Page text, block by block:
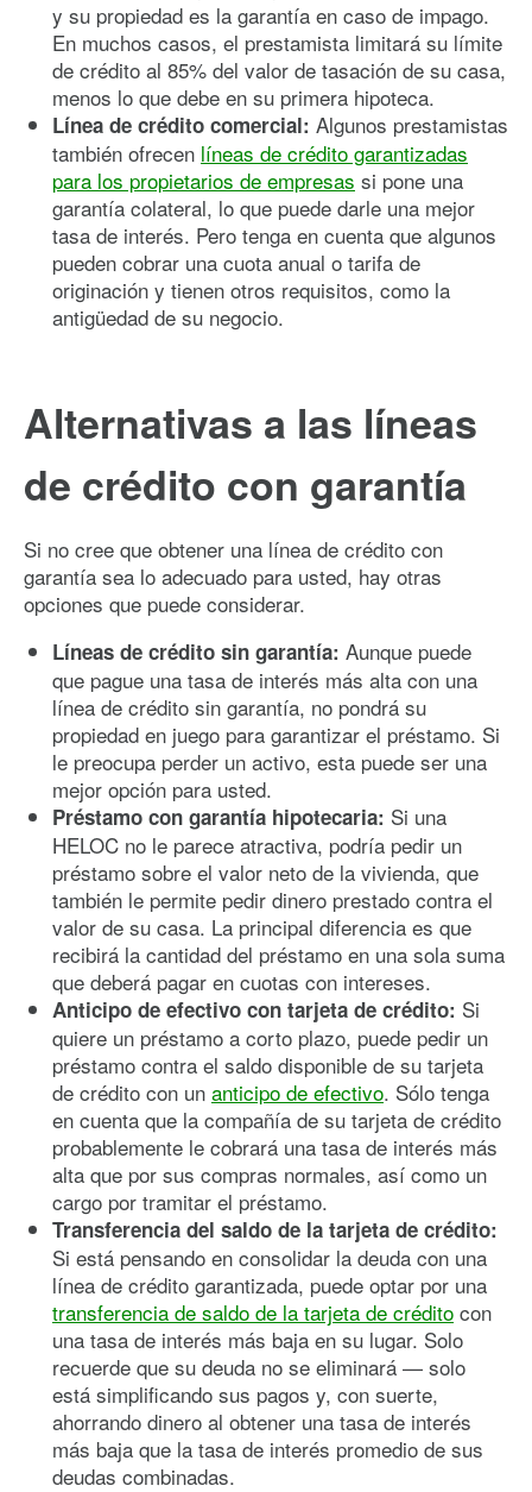
y su propiedad es la garantía en caso de impago.
En muchos casos, el prestamista limitará su límite
de crédito al 85% del valor de tasación de su casa,
menos lo que debe en su primera hipoteca.
Línea de crédito comercial: Algunos prestamistas
también ofrecen líneas de crédito garantizadas
para los propietarios de empresas si pone una
garantía colateral, lo que puede darle una mejor
tasa de interés. Pero tenga en cuenta que algunos
pueden cobrar una cuota anual o tarifa de
originación y tienen otros requisitos, como la
antigüedad de su negocio.
Alternativas a las líneas
de crédito con garantía
Si no cree que obtener una línea de crédito con
garantía sea lo adecuado para usted, hay otras
opciones que puede considerar.
Líneas de crédito sin garantía: Aunque puede
que pague una tasa de interés más alta con una
línea de crédito sin garantía, no pondrá su
propiedad en juego para garantizar el préstamo. Si
le preocupa perder un activo, esta puede ser una
mejor opción para usted.
Préstamo con garantía hipotecaria: Si una
HELOC no le parece atractiva, podría pedir un
préstamo sobre el valor neto de la vivienda, que
también le permite pedir dinero prestado contra el
valor de su casa. La principal diferencia es que
recibirá la cantidad del préstamo en una sola suma
que deberá pagar en cuotas con intereses.
Anticipo de efectivo con tarjeta de crédito: Si
quiere un préstamo a corto plazo, puede pedir un
préstamo contra el saldo disponible de su tarjeta
de crédito con un anticipo de efectivo. Sólo tenga
en cuenta que la compañía de su tarjeta de crédito
probablemente le cobrará una tasa de interés más
alta que por sus compras normales, así como un
cargo por tramitar el préstamo.
Transferencia del saldo de la tarjeta de crédito:
Si está pensando en consolidar la deuda con una
línea de crédito garantizada, puede optar por una
transferencia de saldo de la tarjeta de crédito con
una tasa de interés más baja en su lugar. Solo
recuerde que su deuda no se eliminará — solo
está simplificando sus pagos y, con suerte,
ahorrando dinero al obtener una tasa de interés
más baja que la tasa de interés promedio de sus
deudas combinadas.